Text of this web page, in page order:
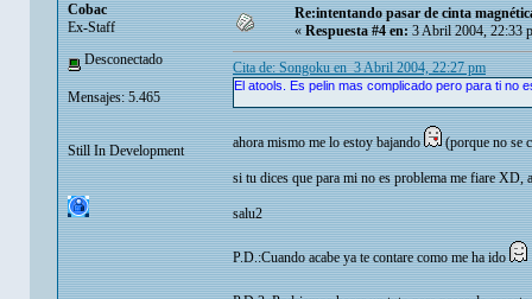
Cobac
Ex-Staff
Desconectado
Mensajes: 5.465
Still In Development
Re:intentando pasar de cinta
«Respuesta #4 en:3 Abril 2004, 22:33
Cita de: Songoku en 3 Abril 2004, 22:27 pm
El atools. Es pelin mas complicado pero para ti no
ahora mismo me lo estoy bajando (porque no se
si tu dices que para mi no es problema me fiare XD,
salu2
P.D.:Cuando acabe ya te contare como me ha ido